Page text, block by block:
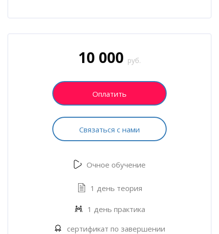
10 000 руб.
Оплатить
Связаться с нами
Очное обучение
1 день теория
1 день практика
сертификат по завершении